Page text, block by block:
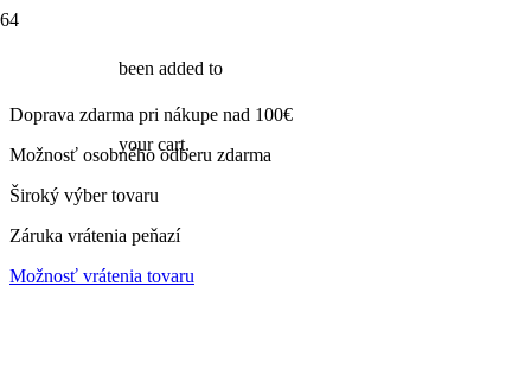
been added to
your cart.
Doprava zdarma pri nákupe nad 100€
Možnosť osobného odberu zdarma
Široký výber tovaru
Záruka vrátenia peňazí
Možnosť vrátenia tovaru